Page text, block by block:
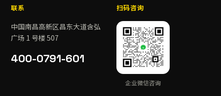
联系
中国南昌高新区昌东大道含弘
广场 1 号楼 507
400-0791-601
扫码咨询
企业微信咨询